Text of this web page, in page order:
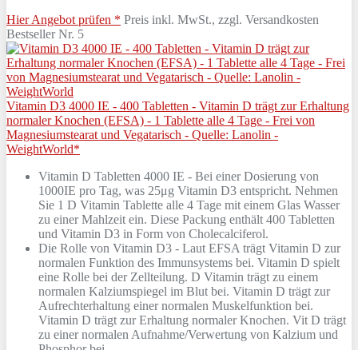
Hier Angebot prüfen * Preis inkl. MwSt., zzgl. Versandkosten
Bestseller Nr. 5
Vitamin D3 4000 IE - 400 Tabletten - Vitamin D trägt zur Erhaltung
normaler Knochen (EFSA) - 1 Tablette alle 4 Tage - Frei von
Magnesiumstearat und Vegatarisch - Quelle: Lanolin -
WeightWorld*
Vitamin D Tabletten 4000 IE - Bei einer Dosierung von
1000IE pro Tag, was 25μg Vitamin D3 entspricht. Nehmen
Sie 1 D Vitamin Tablette alle 4 Tage mit einem Glas Wasser
zu einer Mahlzeit ein. Diese Packung enthält 400 Tabletten
und Vitamin D3 in Form von Cholecalciferol.
Die Rolle von Vitamin D3 - Laut EFSA trägt Vitamin D zur
normalen Funktion des Immunsystems bei. Vitamin D spielt
eine Rolle bei der Zellteilung. D Vitamin trägt zu einem
normalen Kalziumspiegel im Blut bei. Vitamin D trägt zur
Aufrechterhaltung einer normalen Muskelfunktion bei.
Vitamin D trägt zur Erhaltung normaler Knochen. Vit D trägt
zu einer normalen Aufnahme/Verwertung von Kalzium und